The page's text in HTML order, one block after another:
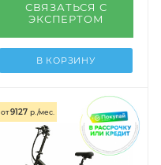
СВЯЗАТЬСЯ С
ЭКСПЕРТОМ
В КОРЗИНУ
от9127 р./мес.